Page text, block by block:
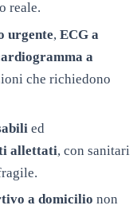
reale.
urgente, ECG a
a
che richiedono
ed
allettati, con sanitari
a domicilio non